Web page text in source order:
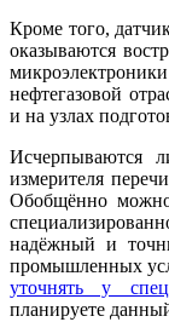
Кроме того,
оказываются
нефтегазовой
и на узлах
Исчерпываются
измерителя
Обобщённо
надёжный и
промышленных
уточнять у
планируете